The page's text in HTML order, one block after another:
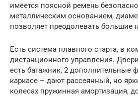
имеется поясной ремень
металлическим основанием,
позволяет преодолевать большие
Есть система плавного старта, в
дистанционного управления.
есть багажник, 2 дополнительные
каркасе – дают рассеянный, но
колесах пружинная амортизация,